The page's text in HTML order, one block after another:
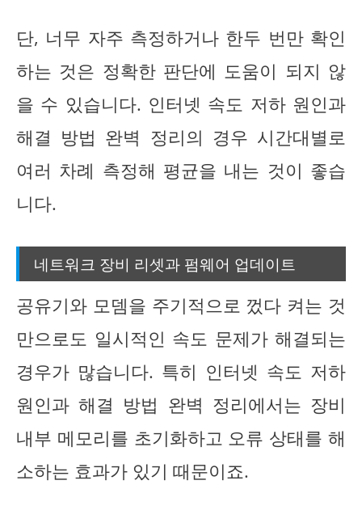
단, 너무 자주 측정하거나 한두 번만 확인
하는 것은 정확한 판단에 도움이 되지 않
을 수 있습니다. 인터넷 속도 저하 원인과
해결 방법 완벽 정리의 경우 시간대별로
여러 차례 측정해 평균을 내는 것이 좋습
니다.
네트워크 장비 리셋과 펌웨어 업데이트
공유기와 모뎀을 주기적으로 껐다 켜는 것
만으로도 일시적인 속도 문제가 해결되는
경우가 많습니다. 특히 인터넷 속도 저하
원인과 해결 방법 완벽 정리에서는 장비
내부 메모리를 초기화하고 오류 상태를 해
소하는 효과가 있기 때문이죠.